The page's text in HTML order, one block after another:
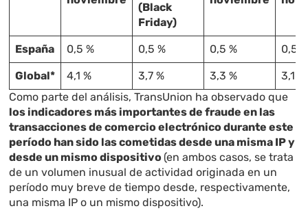
(Black
Friday)
España 0,5 % 0,5 % 0,5 % 0,5
Global* 4,1 % 3,7 % 3,3 %
3,1 %
Como parte del análisis, TransUnion ha observado que
los indicadores más importantes de fraude en las
transacciones de comercio electrónico durante este
período han sido las cometidas desde una misma IP y
desde un mismo dispositivo (en ambos casos, se trata
de un volumen inusual de actividad originada en un
período muy breve de tiempo desde, respectivamente,
una misma IP o un mismo dispositivo).